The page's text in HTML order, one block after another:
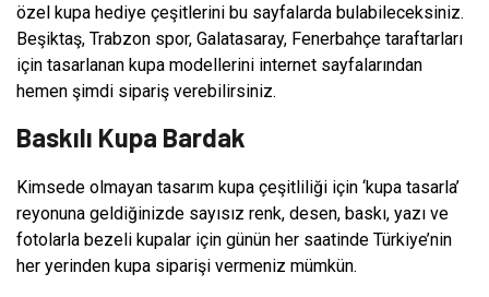
özel kupa hediye çeşitlerini bu sayfalarda bulabileceksiniz.
Beşiktaş, Trabzon spor, Galatasaray, Fenerbahçe taraftarları
için tasarlanan kupa modellerini internet sayfalarından
hemen şimdi sipariş verebilirsiniz.
Baskılı Kupa Bardak
Kimsede olmayan tasarım kupa çeşitliliği için ‘kupa tasarla’
reyonuna geldiğinizde sayısız renk, desen, baskı, yazı ve
fotolarla bezeli kupalar için günün her saatinde Türkiye’nin
her yerinden kupa siparişi vermeniz mümkün.